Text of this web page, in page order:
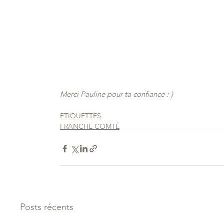
Merci Pauline pour ta confiance :-)
ETIQUETTES
FRANCHE COMTÉ
Posts récents